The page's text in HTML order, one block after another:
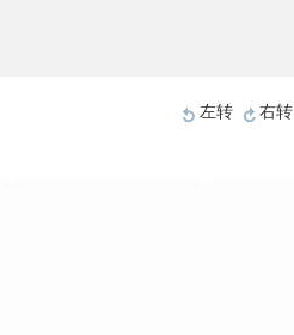
左转 右转